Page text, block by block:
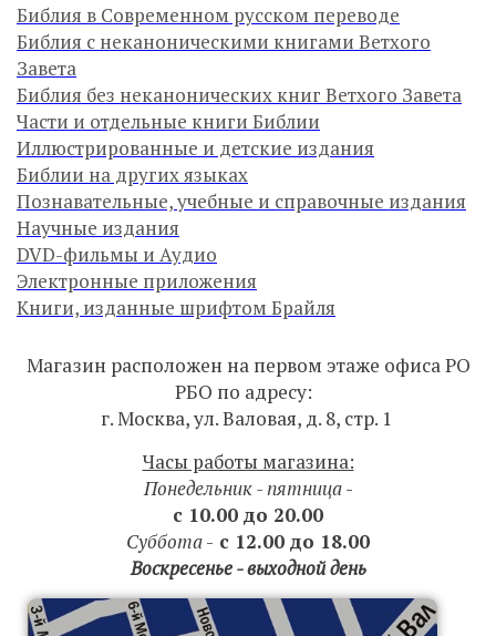
Библия в Современном русском переводе
Библия с неканоническими книгами Ветхого
Завета
Библия без неканонических книг Ветхого Завета
Части и отдельные книги Библии
Иллюстрированные и детские издания
Библии на других языках
Познавательные, учебные и справочные издания
Научные издания
DVD-фильмы и Аудио
Электронные приложения
Книги, изданные шрифтом Брайля
Магазин расположен на первом этаже офиса РО
РБО по адресу:
г. Москва, ул. Валовая, д. 8, стр. 1
Часы работы магазина:
Понедельник - пятница-
с 10.00 до 20.00
Суббота- с 12.00 до 18.00
Воскресенье - выходной день